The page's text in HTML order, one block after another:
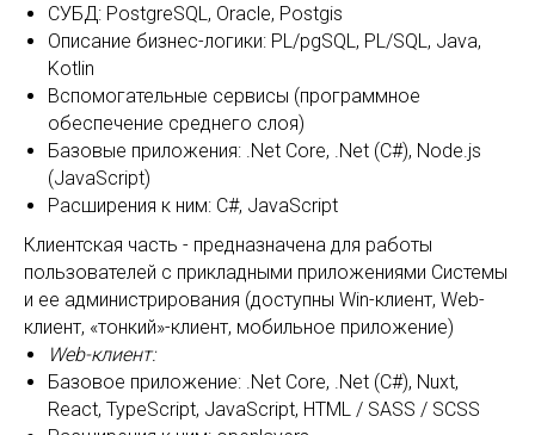
СУБД: PostgreSQL, Oracle, Postgis
Описание бизнес-логики: PL/pgSQL, PL/SQL, Java,
Kotlin
Вспомогательные сервисы (программное
обеспечение среднего слоя)
Базовые приложения: .Net Core, .Net (C#), Node.js
(JavaScript)
Расширения к ним: C#, JavaScript
Клиентская часть - предназначена для работы
пользователей с прикладными приложениями Системы
и ее администрирования (доступны Win-клиент, Web-
клиент, «тонкий»-клиент, мобильное приложение)
Web-клиент:
Базовое приложение: .Net Core, .Net (C#), Nuxt,
React, TypeScript, JavaScript, HTML / SASS / SCSS